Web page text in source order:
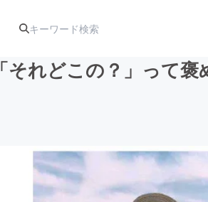
アート・写真
「それどこの？」って